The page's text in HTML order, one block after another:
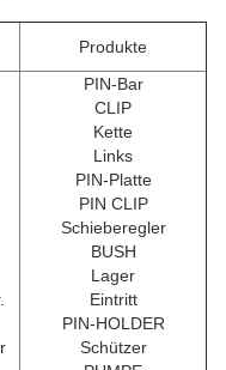
Produkte
PIN-Bar
CLIP
Kette
Links
PIN-Platte
PIN CLIP
Schieberegler
BUSH
Lager
Eintritt
PIN-HOLDER
Schützer